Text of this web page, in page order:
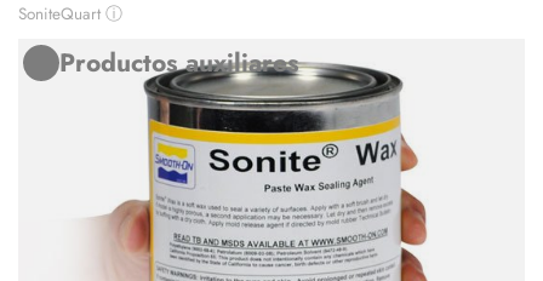
SoniteQuart ⓘ
Productos auxiliares